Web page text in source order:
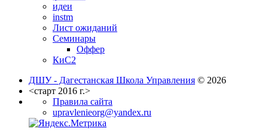
идеи
instm
Лист ожиданий
Семинары
Оффер
КиС2
ДШУ - Дагестанская Школа Управления © 2026
<старт 2016 г.>
Правила сайта
upravlenieorg@yandex.ru